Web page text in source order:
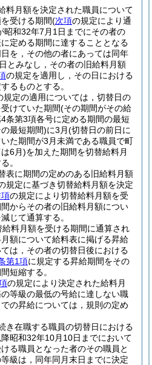
料月額を決定された職員について
受ける期間(次項の規定により通
昭和32年7月1日までにその者の
定める期間に達することとなる
を，その他の者にあっては同年
とみなし，その者の旧給料月額
の規定を適用し，その日における
るものとする。
規定の適用については，切替日の
けていた期間(その期間がその給
条第3項各号に定める期間の最短
最短期間)に3月(切替日の前日に
た期間が3月未満である職員で町
6月)を加えた期間を切替給料月
。
表に期間の定めのある旧給料月額
規定に基づき切替給料月額を決定
の規定により切替給料月額を受
からその者の旧給料月額につい
じて通算する。
料月額を受ける期間に通算され
額について給料表に掲げる昇給
は，その者の切替日後における
第1項に規定する昇給期間をその
短縮する。
の規定により決定された給料月
等級の最低の号給に達しない職
の昇給については，規則の定め
き在職する職員の切替日における
昭和32年10月10日までにおいて
る職員となった者のその職員と
級は，同年同月末日までに決定